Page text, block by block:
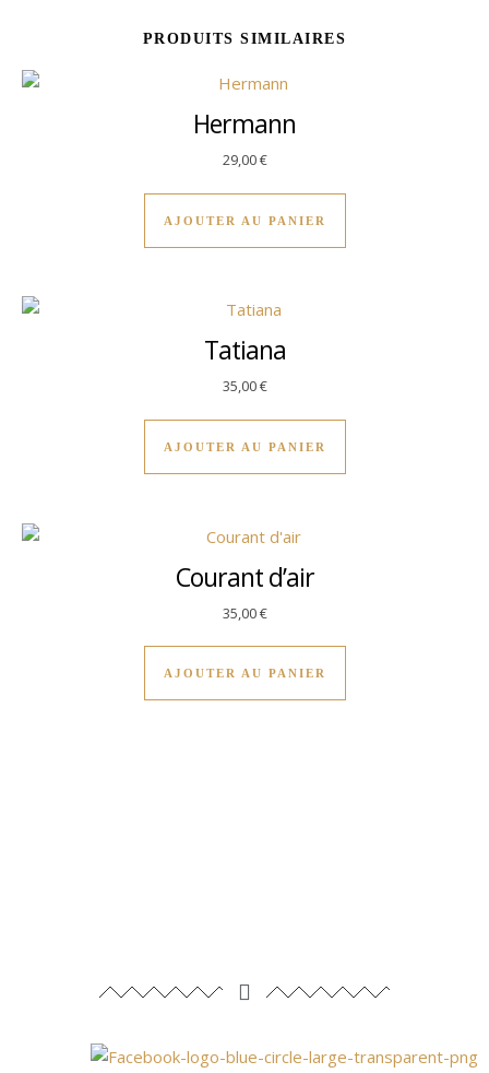
PRODUITS SIMILAIRES
Hermann
29,00€
AJOUTER AU PANIER
Tatiana
35,00€
AJOUTER AU PANIER
Courant d’air
35,00€
AJOUTER AU PANIER